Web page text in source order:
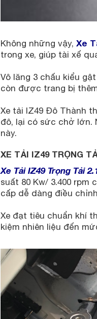
Không những vậy, Xe
trong xe, giúp tài xế
Vô lăng 3 chấu kiểu
còn được trang bị
Xe tải IZ49 Đô Thành
đô, lại có sức chở lớn.
này.
XE TẢI IZ49 TRỌNG
Xe Tải IZ49 Trọng Tải
suất 80 Kw/ 3.400 rpm
cấp dễ dàng điều
Xe đạt tiêu chuẩn khí
kiệm nhiên liệu đến